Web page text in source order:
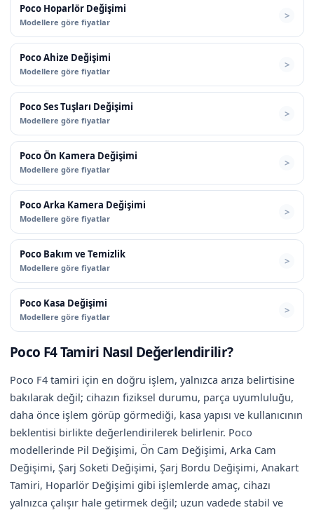
Poco Hoparlör Değişimi
Modellere göre fiyatlar
Poco Ahize Değişimi
Modellere göre fiyatlar
Poco Ses Tuşları Değişimi
Modellere göre fiyatlar
Poco Ön Kamera Değişimi
Modellere göre fiyatlar
Poco Arka Kamera Değişimi
Modellere göre fiyatlar
Poco Bakım ve Temizlik
Modellere göre fiyatlar
Poco Kasa Değişimi
Modellere göre fiyatlar
Poco F4 Tamiri Nasıl Değerlendirilir?
Poco F4 tamiri için en doğru işlem, yalnızca arıza belirtisine
bakılarak değil; cihazın fiziksel durumu, parça uyumluluğu,
daha önce işlem görüp görmediği, kasa yapısı ve kullanıcının
beklentisi birlikte değerlendirilerek belirlenir. Poco
modellerinde Pil Değişimi, Ön Cam Değişimi, Arka Cam
Değişimi, Şarj Soketi Değişimi, Şarj Bordu Değişimi, Anakart
Tamiri, Hoparlör Değişimi gibi işlemlerde amaç, cihazı
yalnızca çalışır hale getirmek değil; uzun vadede stabil ve